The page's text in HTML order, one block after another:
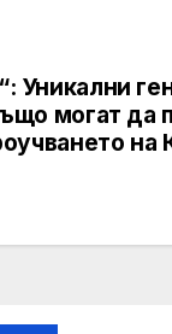
Уникални
могат да
на